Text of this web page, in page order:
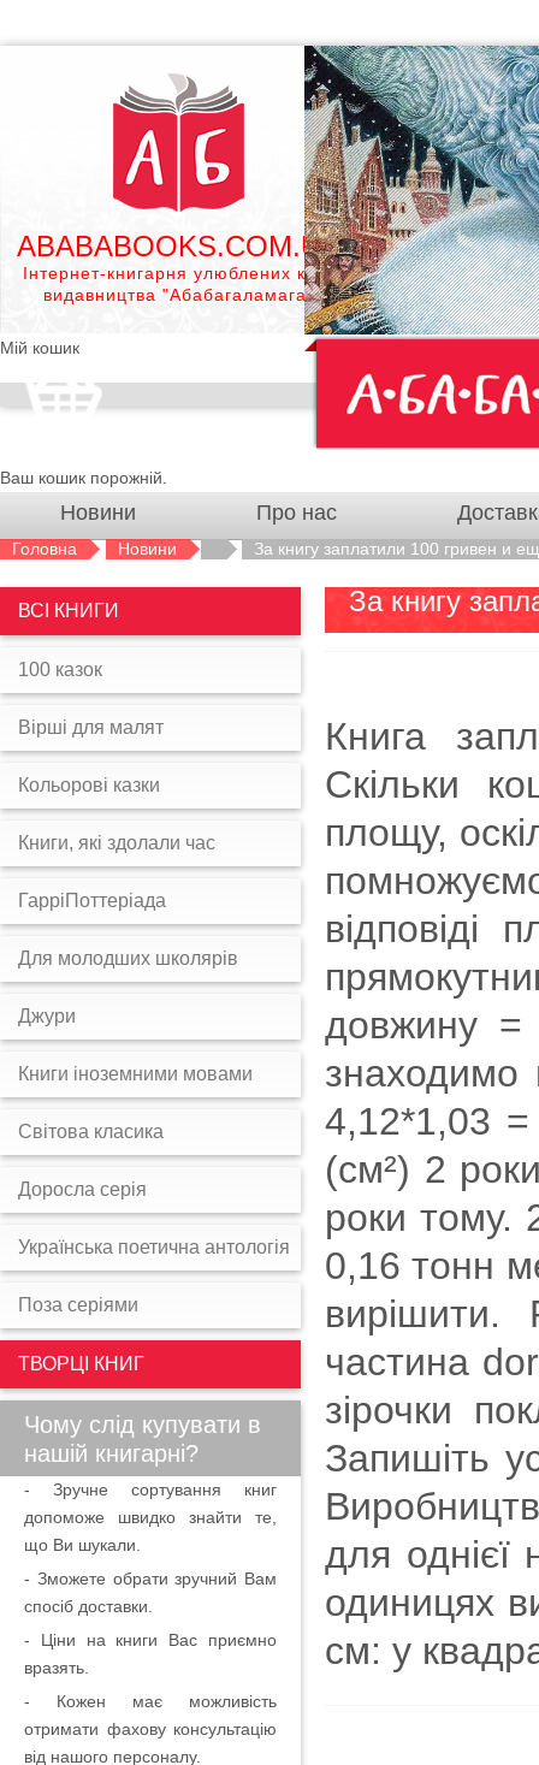
ABABABOOKS.COM.UA
Інтернет-книгарня улюблених книг
видавництва "Абабагаламага"
Мій кошик
Ваш кошик порожній.
Новини Про нас
Головна Новини За книгу заплатили 100 гривен и
За книгу
Книга
Скільки
площу,
довжину
4,12*1,03 =
(см²) 2
роки тому.
0,16 тонн
вирішити.
частина
зірочки
Запишіть
для
одиницях
см: у
ВСІ КНИГИ
100 казок
Вірші для малят
Кольорові казки
Книги, які здолали час
ГарріПоттеріада
Для молодших школярів
Джури
Книги іноземними мовами
Світова класика
Доросла серія
Українська поетична антологія
Поза серіями
ТВОРЦІ КНИГ
Чому слід купувати в
нашій книгарні?
- Зручне сортування книг
допоможе швидко знайти те,
що Ви шукали.
- Зможете обрати зручний Вам
спосіб доставки.
- Ціни на книги Вас приємно
вразять.
- Кожен має можливість
отримати фахову консультацію
від нашого персоналу.